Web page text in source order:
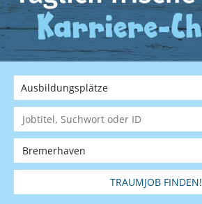
TRAUMJOB FINDEN!